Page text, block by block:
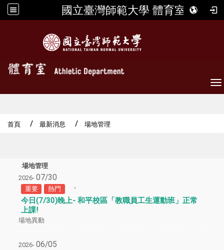
國立臺灣師範大學 體育室
首頁 最新消息 場地管理
場地管理
2026- 07/30
重要 熱門
今日(7/30)晚上- 和平校區「教職員工生運動班」正常
上課!
場地異動
2026- 06/05